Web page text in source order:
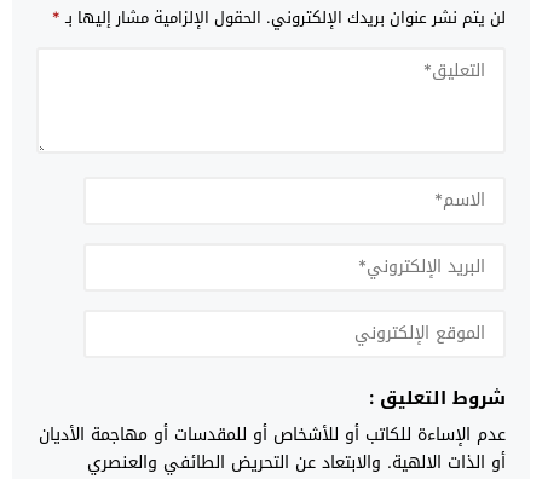
لن يتم نشر عنوان بريدك الإلكتروني. الحقول الإلزامية مشار إليها بـ*
شروط التعليق :
عدم الإساءة للكاتب أو للأشخاص أو للمقدسات أو مهاجمة الأديان
أو الذات الالهية. والابتعاد عن التحريض الطائفي والعنصري